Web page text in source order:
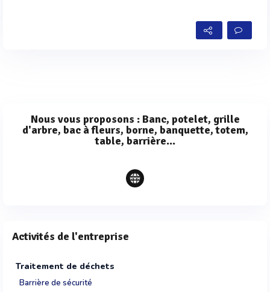
Nous vous proposons : Banc, potelet, grille
d'arbre, bac à fleurs, borne, banquette, totem,
table, barrière...
Activités de l'entreprise
Traitement de déchets
Barrière de sécurité